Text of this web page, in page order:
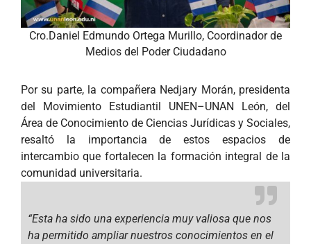
Cro.Daniel Edmundo Ortega Murillo, Coordinador de
Medios del Poder Ciudadano
Por su parte, la compañera Nedjary Morán, presidenta
del Movimiento Estudiantil UNEN–UNAN León, del
Área de Conocimiento de Ciencias Jurídicas y Sociales,
resaltó la importancia de estos espacios de
intercambio que fortalecen la formación integral de la
comunidad universitaria.
“Esta ha sido una experiencia muy valiosa que nos
ha permitido ampliar nuestros conocimientos en el